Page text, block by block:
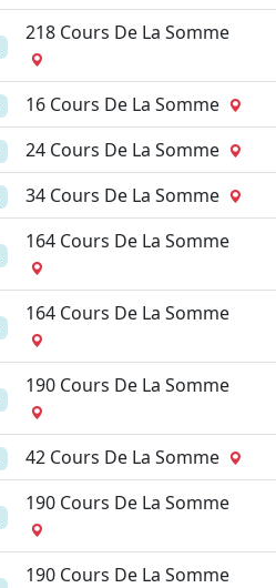
218 Cours De La Somme
16 Cours De La Somme
24 Cours De La Somme
34 Cours De La Somme
164 Cours De La Somme
164 Cours De La Somme
190 Cours De La Somme
42 Cours De La Somme
190 Cours De La Somme
190 Cours De La Somme